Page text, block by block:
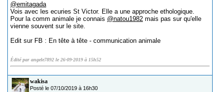
@emitagada
Vois avec les ecuries St Victor. Elle a une approche ethologique.
Pour la comm animale je connais @natou1982 mais pas sur qu'elle
vienne souvent sur le site.
Edit sur FB : En tête à tête - communication animale
Édité par angele7892 le 26-09-2019 à 15h52
wakisa
Posté le 07/10/2019 à 16h30